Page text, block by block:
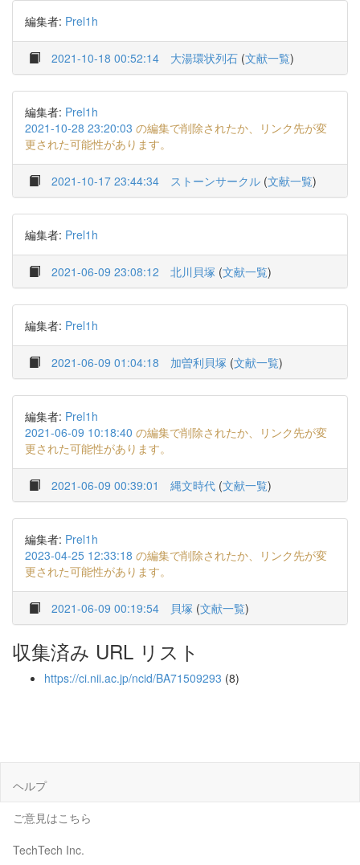
編集者: Prel1h
2021-10-18 00:52:14 大湯環状列石 (文献一覧)
編集者: Prel1h
2021-10-28 23:20:03 の編集で削除されたか、リンク先が変
更された可能性があります。
2021-10-17 23:44:34 ストーンサークル (文献一覧)
編集者: Prel1h
2021-06-09 23:08:12 北川貝塚 (文献一覧)
編集者: Prel1h
2021-06-09 01:04:18 加曽利貝塚 (文献一覧)
編集者: Prel1h
2021-06-09 10:18:40 の編集で削除されたか、リンク先が変
更された可能性があります。
2021-06-09 00:39:01 縄文時代 (文献一覧)
編集者: Prel1h
2023-04-25 12:33:18 の編集で削除されたか、リンク先が変
更された可能性があります。
2021-06-09 00:19:54 貝塚 (文献一覧)
収集済み URL リスト
https://ci.nii.ac.jp/ncid/BA71509293 (8)
ヘルプ
ご意見はこちら
TechTech Inc.